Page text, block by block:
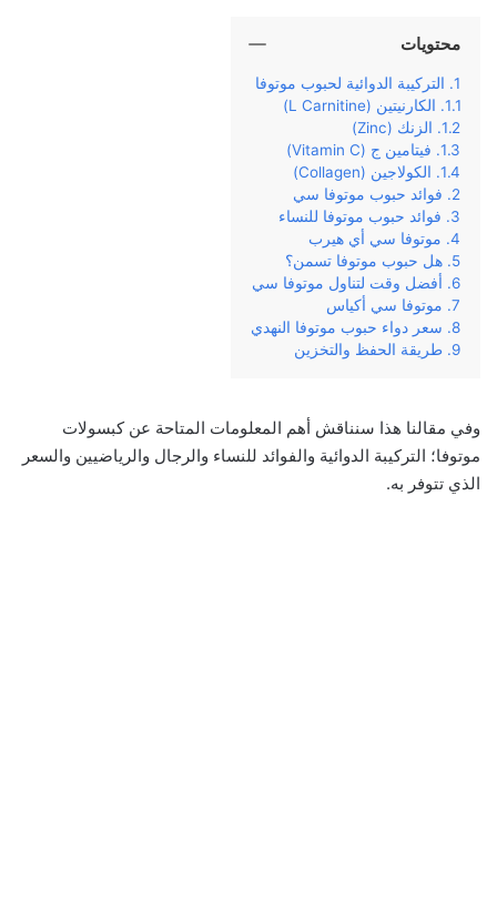
محتويات
التركيبة الدوائية لحبوب موتوفا
الكارنيتين (L Carnitine)
الزنك (Zinc)
فيتامين ج (Vitamin C)
الكولاجين (Collagen)
فوائد حبوب موتوفا سي
فوائد حبوب موتوفا للنساء
موتوفا سي أي هيرب
هل حبوب موتوفا تسمن؟
أفضل وقت لتناول موتوفا سي
موتوفا سي أكياس
سعر دواء حبوب موتوفا النهدي
طريقة الحفظ والتخزين
وفي‌ ‌مقالنا‌ ‌هذا‌ ‌سنناقش‌ ‌أهم‌ ‌المعلومات‌ ‌المتاحة‌ ‌عن‌ كبسولات
موتوفا؛‌ التركيبة ‌الدوائية‌ ‌والفوائد للنساء والرجال والرياضيين والسعر
الذي تتوفر به.‌ ‌